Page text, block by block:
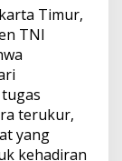
Timur,
TNI
terukur,
yang
kehadiran